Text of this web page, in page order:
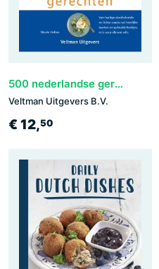
500 nederlandse gerechten
Veltman Uitgevers B.V.
€ 12,50